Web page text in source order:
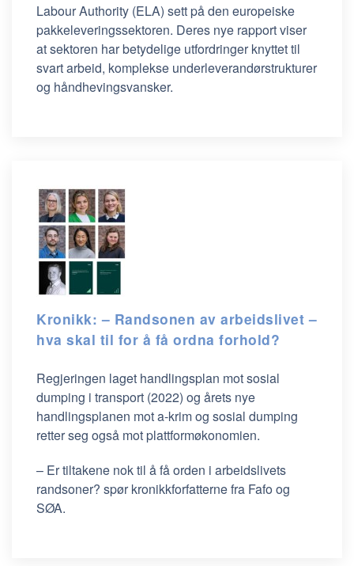
Labour Authority (ELA) sett på den europeiske
pakkeleveringssektoren. Deres nye rapport viser
at sektoren har betydelige utfordringer knyttet til
svart arbeid, komplekse underleverandørstrukturer
og håndhevingsvansker.
Kronikk: – Randsonen av arbeidslivet –
hva skal til for å få ordna forhold?
Regjeringen laget handlingsplan mot sosial
dumping i transport (2022) og årets nye
handlingsplanen mot a-krim og sosial dumping
retter seg også mot plattformøkonomien.
– Er tiltakene nok til å få orden i arbeidslivets
randsoner? spør kronikkforfatterne fra Fafo og
SØA.